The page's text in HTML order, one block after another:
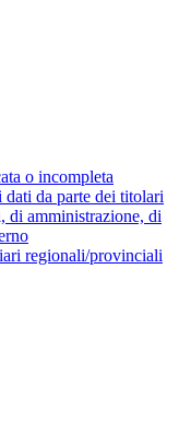
o incompleta
dati da parte dei titolari
di amministrazione, di
regionali/provinciali